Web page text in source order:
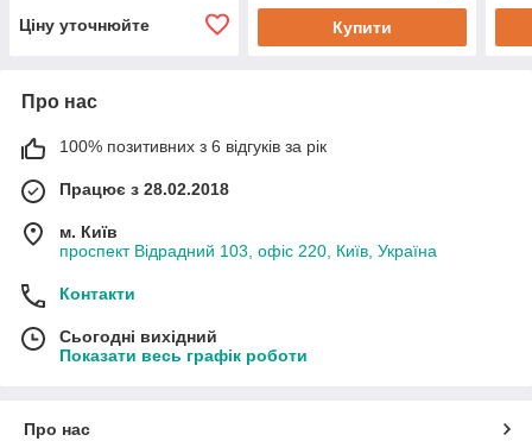
Ціну уточнюйте Купити
Про нас
100% позитивних з 6 відгуків за рік
Працює з 28.02.2018
м. Київ
проспект Відрадний 103, офіс 220, Київ, Україна
Контакти
Сьогодні вихідний
Показати весь графік роботи
Про нас